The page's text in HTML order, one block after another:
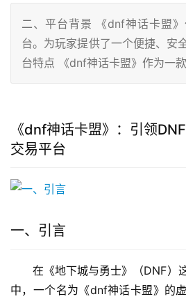
二、平台背景 《dnf神话卡盟
台。为玩家提供了一个便捷、安
台特点 《dnf神话卡盟》作为一款
《dnf神话卡盟》：引领
交易平台
一、引言
在《地下城与勇士》（DNF）
中，一个名为《dnf神话卡盟》的